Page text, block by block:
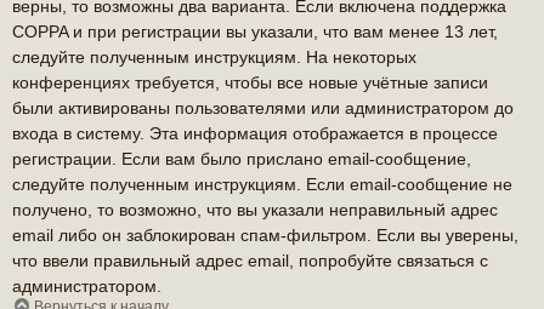
верны, то возможны два варианта. Если включена поддержка
COPPA и при регистрации вы указали, что вам менее 13 лет,
следуйте полученным инструкциям. На некоторых
конференциях требуется, чтобы все новые учётные записи
были активированы пользователями или администратором до
входа в систему. Эта информация отображается в процессе
регистрации. Если вам было прислано email-сообщение,
следуйте полученным инструкциям. Если email-сообщение не
получено, то возможно, что вы указали неправильный адрес
email либо он заблокирован спам-фильтром. Если вы уверены,
что ввели правильный адрес email, попробуйте связаться с
администратором.